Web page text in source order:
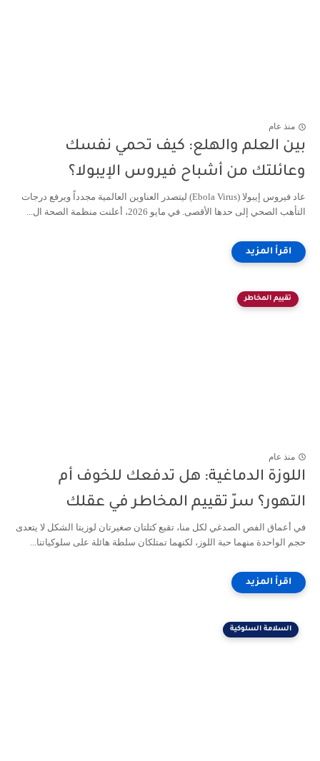
منذ عام
بين العلم والهلع: كيف تحمي نفسك
وعائلتك من أشباح فيروس الإيبولا؟
عاد فيروس إيبولا (Ebola Virus) ليتصدر العناوين العالمية مجدداً ويرفع درجات
التأهب الصحي إلى حدها الأقصى. في مايو 2026، أعلنت منظمة الصحة ال...
تقييم المخاطر
منذ عام
اللوزة الدماغية: هل تدفعك للخوف أم
التهور؟ سرّ تقييم المخاطر في عقلك
في أعماق الفص الصدغي لكل منا، تقبع كتلتان صغيرتان لوزيتا الشكل لا يتعدى
حجم الواحدة منهما حبة اللوز، لكنهما تمتلكان سلطة هائلة على سلوكياتنا...
السلامة السلوكية